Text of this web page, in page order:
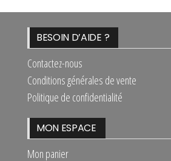
BESOIN D’AIDE ?
Contactez-nous
Conditions générales de vente
Politique de confidentialité
MON ESPACE
Mon panier